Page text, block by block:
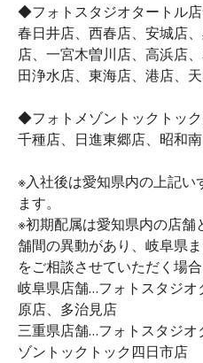
◆フォトスタジオタートル
春日井店、西春店、安城店
店、一宮木曽川店、高浜店
田浄水店、東海店、港店、
◆フォトメゾントックトッ
千種店、日進東郷店、昭和
※入社後は愛知県内の上記い
ます。
※初期配属は愛知県内の店
舗間の異動があり、岐阜県
をご相談させていただく場合
岐阜県店舗…フォトスタジ
原店、多治見店
三重県店舗…フォトスタジオ
ゾントックトック四日市店